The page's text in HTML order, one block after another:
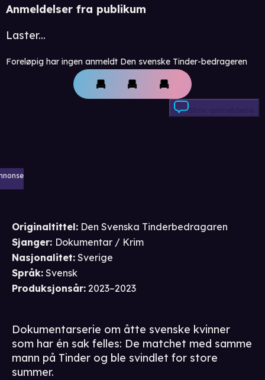
Anmeldelser fra publikum
Laster...
Foreløpig har ingen anmeldt Den svenske Tinder-bedrageren
Skriv anmeldelse
Originaltittel: Den Svenska Tinderbedragaren
Sjanger: Dokumentar / Krim
Nasjonalitet: Sverige
Språk: Svensk
Produksjonsår: 2023–2023
Dokumentarserie om åtte svenske kvinner
som har én sak felles: De matchet med samme
mann på Tinder og ble svindlet for store
summer.